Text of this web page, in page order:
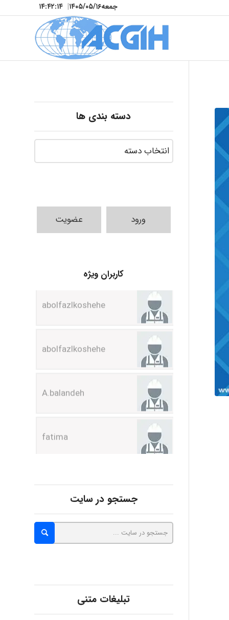
جمعه۱۴۰۵/۰۵/۱۶| ۱۴:۴۲:۱۵
دسته بندی ها
ورود عضویت
کاربران ویژه
abolfazlkoshehe
A.balandeh
fatima
Jafar Tym
aghajari vahid
Poubakhtiari
hosein abdolvand
جستجو در سایت
تبلیغات متنی